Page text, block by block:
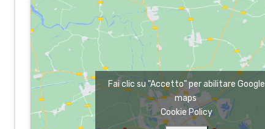
Fai clic su "Accetto" per abilitare Google
maps
Cookie Policy